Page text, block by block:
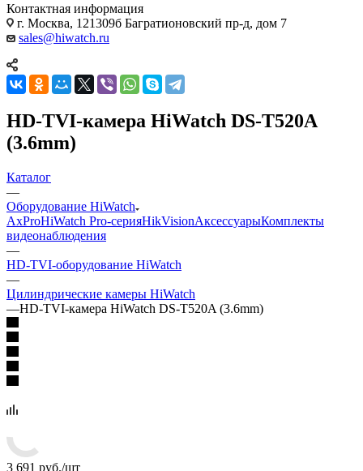
Контактная информация
г. Москва, 121309б Багратионовский пр-д, дом 7
sales@hiwatch.ru
HD-TVI-камера HiWatch DS-T520A
(3.6mm)
Каталог
—
Оборудование HiWatch
AxProHiWatch Pro-серияHikVisionАксессуарыКомплекты
видеонаблюдения
—
HD-TVI-оборудование HiWatch
—
Цилиндрические камеры HiWatch
—HD-TVI-камера HiWatch DS-T520A (3.6mm)
3 691 руб./шт